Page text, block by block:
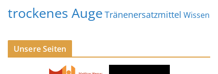
trockenes Auge Tränenersatzmittel Wissen
Unsere Seiten